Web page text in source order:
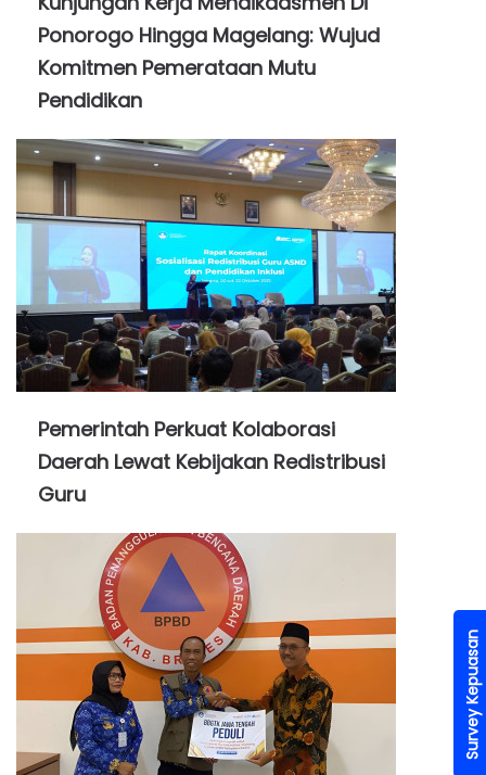
Ponorogo Hingga Magelang: Wujud
Komitmen Pemerataan Mutu
Pendidikan
Pemerintah Perkuat Kolaborasi
Daerah Lewat Kebijakan Redistribusi
Guru
Survey Kepuasan